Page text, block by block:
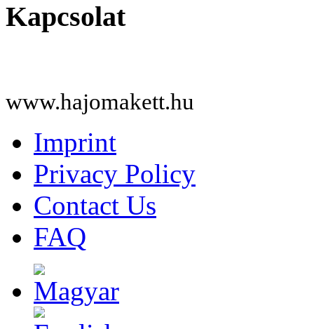
Kapcsolat
www.hajomakett.hu
Imprint
Privacy Policy
Contact Us
FAQ